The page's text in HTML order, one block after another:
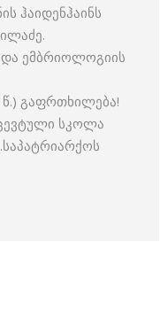
ჰაიდენჰაინს
ემბრიოლოგიის
წ.) გაფრთხილება!
სკოლა